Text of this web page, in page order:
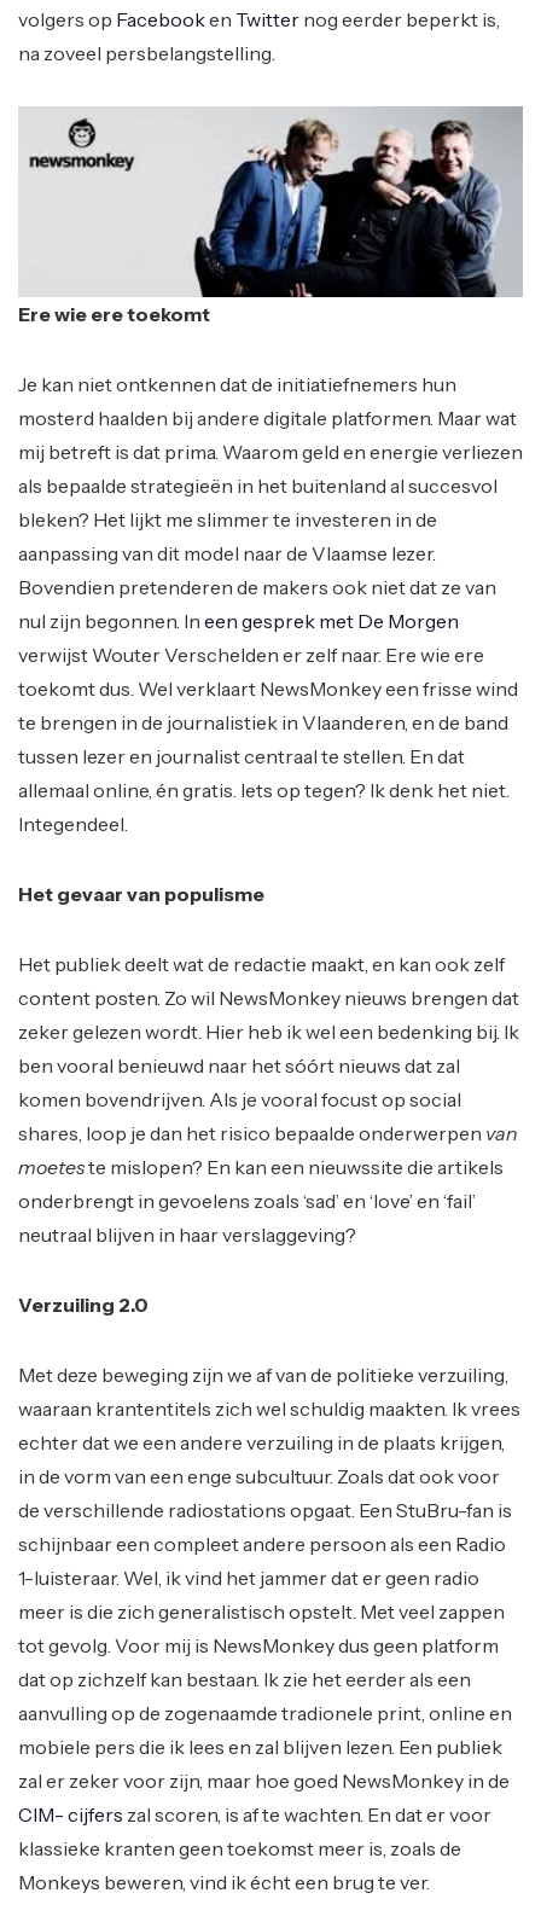
volgers op Facebooken Twitter nog eerder beperkt is,
na zoveel persbelangstelling.
Ere wie ere toekomt
Je kan niet ontkennen dat de initiatiefnemers hun
mosterd haalden bij andere digitale platformen. Maar wat
mij betreft is dat prima. Waarom geld en energie verliezen
als bepaalde strategieën in het buitenland al succesvol
bleken? Het lijkt me slimmer te investeren in de
aanpassing van dit model naar de Vlaamse lezer.
Bovendien pretenderen de makers ook niet dat ze van
nul zijn begonnen. In een gesprek met De Morgen
verwijst Wouter Verschelden er zelf naar. Ere wie ere
toekomt dus. Wel verklaart NewsMonkey een frisse wind
te brengen in de journalistiek in Vlaanderen, en de band
tussen lezer en journalist centraal te stellen. En dat
allemaal online, én gratis. Iets op tegen? Ik denk het niet.
Integendeel.
Het gevaar van populisme
Het publiek deelt wat de redactie maakt, en kan ook zelf
content posten. Zo wil NewsMonkey nieuws brengen dat
zeker gelezen wordt. Hier heb ik wel een bedenking bij. Ik
ben vooral benieuwd naar het sóórt nieuws dat zal
komen bovendrijven. Als je vooral focust op social
shares, loop je dan het risico bepaalde onderwerpen van
moeteste mislopen? En kan een nieuwssite die artikels
onderbrengt in gevoelens zoals ‘sad’ en ‘love’ en ‘fail’
neutraal blijven in haar verslaggeving?
Verzuiling 2.0
Met deze beweging zijn we af van de politieke verzuiling,
waaraan krantentitels zich wel schuldig maakten. Ik vrees
echter dat we een andere verzuiling in de plaats krijgen,
in de vorm van een enge subcultuur. Zoals dat ook voor
de verschillende radiostations opgaat. Een StuBru-fan is
schijnbaar een compleet andere persoon als een Radio
1-luisteraar. Wel, ik vind het jammer dat er geen radio
meer is die zich generalistisch opstelt. Met veel zappen
tot gevolg. Voor mij is NewsMonkey dus geen platform
dat op zichzelf kan bestaan. Ik zie het eerder als een
aanvulling op de zogenaamde tradionele print, online en
mobiele pers die ik lees en zal blijven lezen. Een publiek
zal er zeker voor zijn, maar hoe goed NewsMonkey in de
CIM- cijfers zal scoren, is af te wachten. En dat er voor
klassieke kranten geen toekomst meer is, zoals de
Monkeys beweren, vind ik écht een brug te ver.